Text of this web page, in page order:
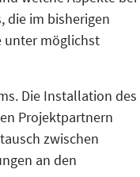
die im bisherigen
unter möglichst
Die Installation des
Projektpartnern
zwischen
an den